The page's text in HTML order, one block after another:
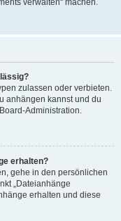
verwalten“ machen.
zulassen oder verbieten.
anhängen kannst und du
Administration.
erhalten?
gehe in den persönlichen
„Dateianhänge
erhalten und diese